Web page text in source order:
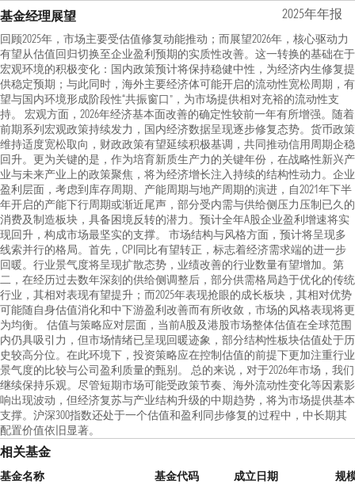
基金经理展望 2025年年报
回顾2025年，市场主要受估值修复动能推动；而展望2026年，核心驱动力
有望从估值回归切换至企业盈利预期的实质性改善。这一转换的基础在于
宏观环境的积极变化：国内政策预计将保持稳健中性，为经济内生修复提
供稳定预期；与此同时，海外主要经济体可能开启的流动性宽松周期，有
望与国内环境形成阶段性“共振窗口”，为市场提供相对充裕的流动性支
持。 宏观方面，2026年经济基本面改善的确定性较前一年有所增强。随着
前期系列宏观政策持续发力，国内经济数据呈现逐步修复态势。货币政策
维持适度宽松取向，财政政策有望延续积极基调，共同推动信用周期企稳
回升。更为关键的是，作为培育新质生产力的关键年份，在战略性新兴产
业与未来产业上的政策聚焦，将为经济增长注入持续的结构性动力。企业
盈利层面，考虑到库存周期、产能周期与地产周期的演进，自2021年下半
年开启的产能下行周期或渐近尾声，部分受内需与供给侧压力压制已久的
消费及制造板块，具备困境反转的潜力。预计全年A股企业盈利增速将实
现回升，构成市场最坚实的支撑。 市场结构与风格方面，预计将呈现多
线索并行的格局。首先，CPI同比有望转正，标志着经济需求端的进一步
回暖。行业景气度将呈现扩散态势，业绩改善的行业数量有望增加。第
二，在经历过去数年深刻的供给侧调整后，部分供需格局趋于优化的传统
行业，其相对表现有望提升；而2025年表现抢眼的成长板块，其相对优势
可能随自身估值消化和中下游盈利改善而有所收敛，市场的风格表现将更
为均衡。 估值与策略应对层面，当前A股及港股市场整体估值在全球范围
内仍具吸引力，但市场情绪已呈现回暖迹象，部分结构性板块估值处于历
史较高分位。在此环境下，投资策略应在控制估值的前提下更加注重行业
景气度的比较与公司盈利质量的甄别。 总的来说，对于2026年市场，我们
继续保持乐观。尽管短期市场可能受政策节奏、海外流动性变化等因素影
响出现波动，但经济复苏与产业结构升级的中期趋势，将为市场提供基本
支撑。沪深300指数还处于一个估值和盈利同步修复的过程中，中长期其
配置价值依旧显著。
相关基金
基金名称 基金代码 成立日期
规